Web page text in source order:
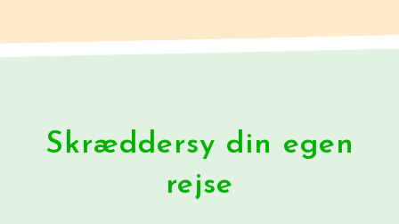
Skræddersy din egen
rejse